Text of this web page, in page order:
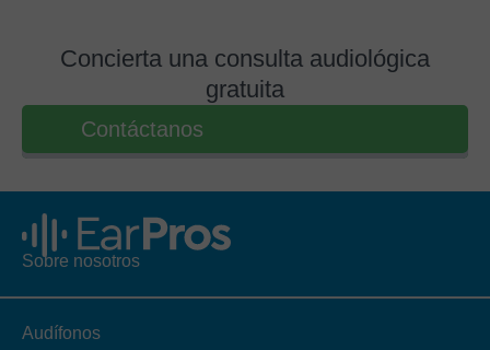
Concierta una consulta audiológica
gratuita
Contáctanos
Sobre nosotros
Audífonos